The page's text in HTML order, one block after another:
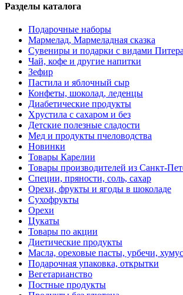
Разделы каталога
Подарочные наборы
Мармелад, Мармеладная сказка
Сувениры и подарки с видами Питера
Чай, кофе и другие напитки
Зефир
Пастила и яблочный сыр
Конфеты, шоколад, леденцы
Диабетические продукты
Хрустила с сахаром и без
Детские полезные сладости
Мед и продукты пчеловодства
Новинки
Товары Карелии
Товары производителей из Санкт-
Специи, пряности, соль, сахар
Орехи, фрукты и ягоды в шоколаде
Сухофрукты
Орехи
Цукаты
Товары по акции
Диетические продукты
Масла, ореховые пасты, урбечи, хумус
Подарочная упаковка, открытки
Вегетарианство
Постные продукты